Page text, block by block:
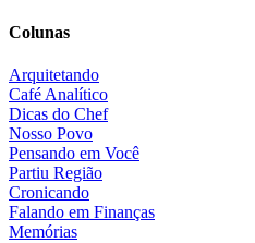
Colunas
Arquitetando
Café Analítico
Dicas do Chef
Nosso Povo
Pensando em Você
Partiu Região
Cronicando
Falando em Finanças
Memórias